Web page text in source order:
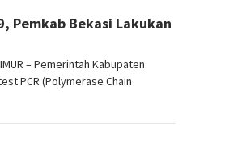
Pemkab Bekasi Lakukan
– Pemerintah Kabupaten
PCR (Polymerase Chain